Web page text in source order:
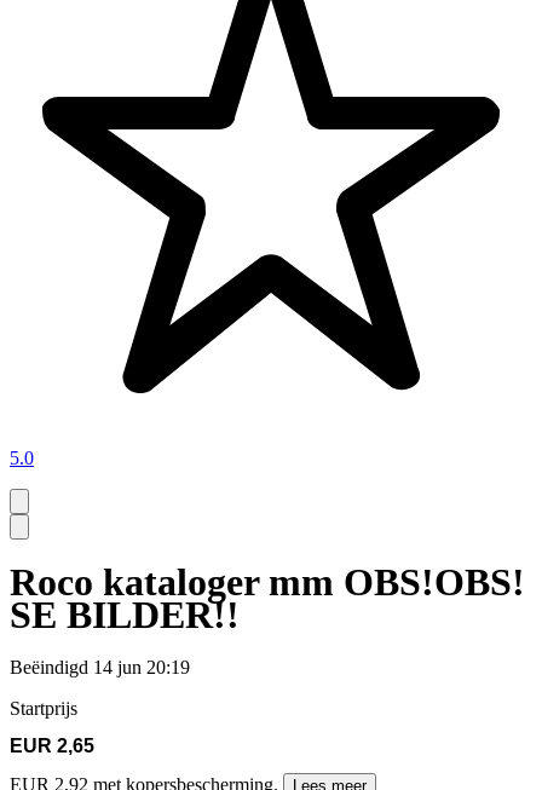
5.0
Roco kataloger mm OBS!OBS!
SE BILDER!!
Beëindigd 14 jun 20:19
Startprijs
EUR 2,65
EUR 2,92 met kopersbescherming.
Lees meer